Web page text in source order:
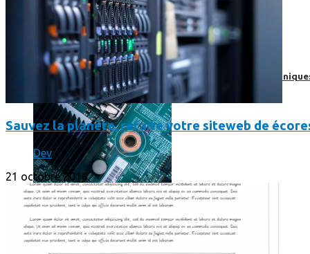
High-Tech
High-Tech
Les circuits imprimés, le coeur de nos appareils
Sauvez la planète, refaite votre siteweb de
Dev
21 octobre 2016